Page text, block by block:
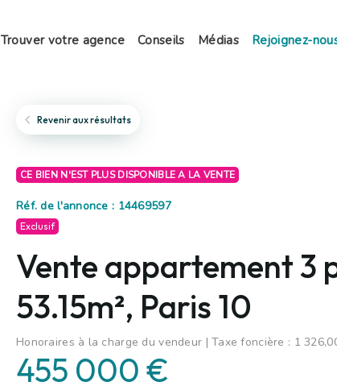
Trouver votre agence Conseils Médias Rejoignez-
Revenir aux résultats
CE BIEN N'EST PLUS DISPONIBLE A LA VENTE
Réf. de l'annonce : 14469597
Exclusif
Vente appartement 3
53.15m², Paris 10
Honoraires à la charge du vendeur | Taxe foncière : 1
455 000 €